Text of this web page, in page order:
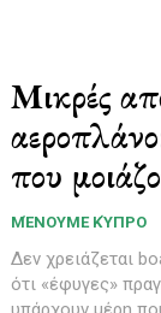
Μικρές
που
ΜΈΝΟΥΜΕ ΚΎΠΡΟ
Δεν χρειάζεται
ότι «έφυγες»